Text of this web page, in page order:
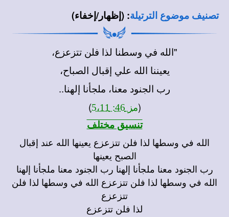
تصنيف موضوع الترتيلة: (إظهار/إخفاء)
"الله في وسطنا لذا فلن تتزعزع،
يعيننا الله علي إقبال الصباح،
رب الجنود معنا، ملجأنا إلهنا..
(مز 46: 5،11 )
تنسيق مختلف
الله في وسطها لذا فلن تتزعزع يعينها الله عند إقبال
الصبح يعينها
رب الجنود معنا ملجأنا إلهنا رب الجنود معنا ملجأنا إلهنا
الله في وسطها لذا فلن تتزعزع الله في وسطها لذا فلن
تتزعزع
لذا فلن تتزعزع